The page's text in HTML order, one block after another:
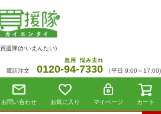
買援隊(かいえんたい)
電話注文 0120-94
急用
-7330
悩み去れ
（平日 9:00～17:00)
お問い合わせ お気に入り マイページ カート